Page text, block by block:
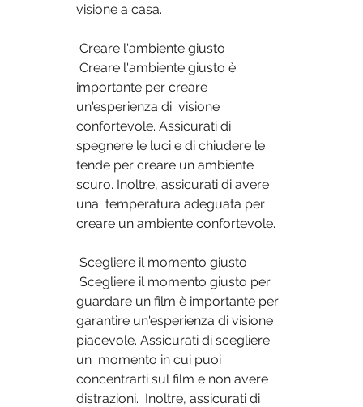
visione a casa.
Creare l'ambiente giusto
importante per creare
un'esperienza di  visione
confortevole. Assicurati di
spegnere le luci e di chiudere le
tende per creare un ambiente
scuro. Inoltre, assicurati di avere
una  temperatura adeguata per
creare un ambiente confortevole.
Scegliere il momento giusto
guardare un film è importante per
garantire un'esperienza di visione
piacevole. Assicurati di scegliere
un  momento in cui puoi
concentrarti sul film e non avere
distrazioni.  Inoltre, assicurati di